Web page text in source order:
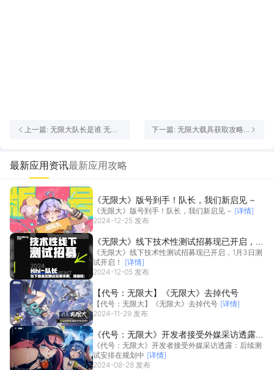
上一篇: 无限大队长是谁 无限
下一篇: 无限大载具获取攻略
最新应用资讯最新应用攻略
《无限大》版号到手！队长，我们新启见 ~
《无限大》版号到手！队长，我们新启见 ~ [详情]
2024-12-25 发布
《无限大》线下技术性测试招募现已开启，1
月3日测试开启！
《无限大》线下技术性测试招募现已开启，1月3日测
试开启！
[详情]
2024-12-05 发布
【代号：无限大】《无限大》去掉代号
【代号：无限大】《无限大》去掉代号 [详情]
2024-11-29 发布
《代号：无限大》开发者接受外媒采访透露：
后续测试安排在规划中
《代号：无限大》开发者接受外媒采访透露：后续测
试安排在规划中 [详情]
2024-08-28 发布